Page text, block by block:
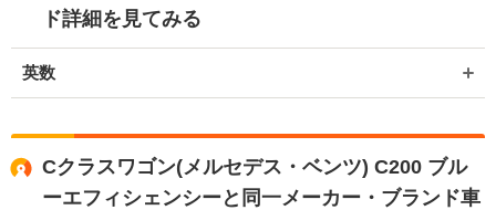
ド詳細を見てみる
英数
Cクラスワゴン(メルセデス・ベンツ) C200 ブル
ーエフィシェンシーと同一メーカー・ブランド車